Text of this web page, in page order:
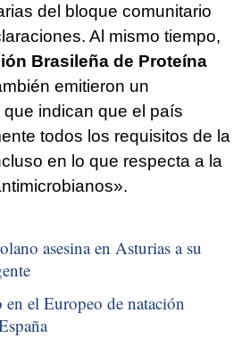
del bloque comunitario
Al mismo tiempo,
Brasileña de Proteína
emitieron un
indican que el país
todos los requisitos de la
en lo que respecta a la
asesina en Asturias a su
en el Europeo de natación